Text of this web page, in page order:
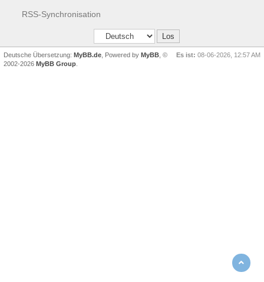
RSS-Synchronisation
Es ist: 08-06-2026, 12:57 AM
Deutsche Übersetzung: MyBB.de , Powered by MyBB , ©
2002-2026 MyBB Group